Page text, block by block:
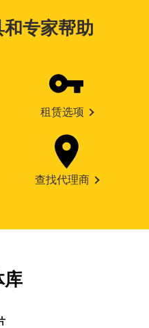
和专家帮助
租赁选项
查找代理商
库